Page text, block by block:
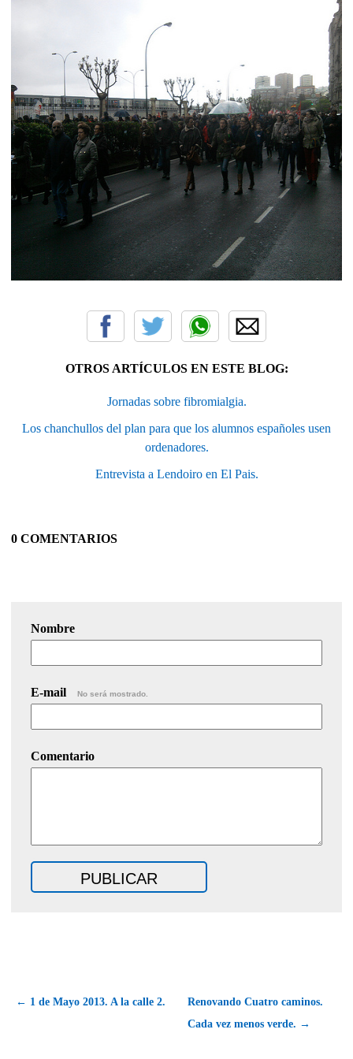
OTROS ARTÍCULOS EN ESTE BLOG:
Jornadas sobre fibromialgia.
Los chanchullos del plan para que los alumnos españoles usen
ordenadores.
Entrevista a Lendoiro en El Pais.
0 COMENTARIOS
Nombre
E-mail No será mostrado.
Comentario
← 1 de Mayo 2013. A la calle 2.
Renovando Cuatro caminos.
Cada vez menos verde. →